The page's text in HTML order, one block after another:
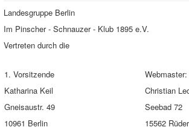
Landesgruppe Berlin
Im Pinscher - Schnauzer - Klub 1895 e.V.
Vertreten durch die
1. Vorsitzende
Katharina Keil
Gneisaustr. 49
10961 Berlin
Webmaster:
Christian
Seebad 72
15562